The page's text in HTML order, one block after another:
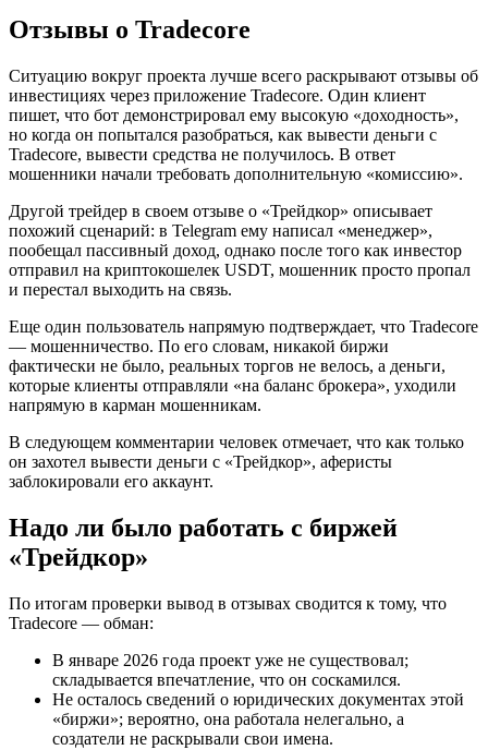
Отзывы о Tradecore
Ситуацию вокруг проекта лучше всего раскрывают отзывы об
инвестициях через приложение Tradecore. Один клиент
пишет, что бот демонстрировал ему высокую «доходность»,
но когда он попытался разобраться, как вывести деньги с
Tradecore, вывести средства не получилось. В ответ
мошенники начали требовать дополнительную «комиссию».
Другой трейдер в своем отзыве о «Трейдкор» описывает
похожий сценарий: в Telegram ему написал «менеджер»,
пообещал пассивный доход, однако после того как инвестор
отправил на криптокошелек USDT, мошенник просто пропал
и перестал выходить на связь.
Еще один пользователь напрямую подтверждает, что Tradecore
— мошенничество. По его словам, никакой биржи
фактически не было, реальных торгов не велось, а деньги,
которые клиенты отправляли «на баланс брокера», уходили
напрямую в карман мошенникам.
В следующем комментарии человек отмечает, что как только
он захотел вывести деньги с «Трейдкор», аферисты
заблокировали его аккаунт.
Надо ли было работать с биржей
«Трейдкор»
По итогам проверки вывод в отзывах сводится к тому, что
Tradecore — обман:
В январе 2026 года проект уже не существовал;
складывается впечатление, что он соскамился.
Не осталось сведений о юридических документах этой
«биржи»; вероятно, она работала нелегально, а
создатели не раскрывали свои имена.